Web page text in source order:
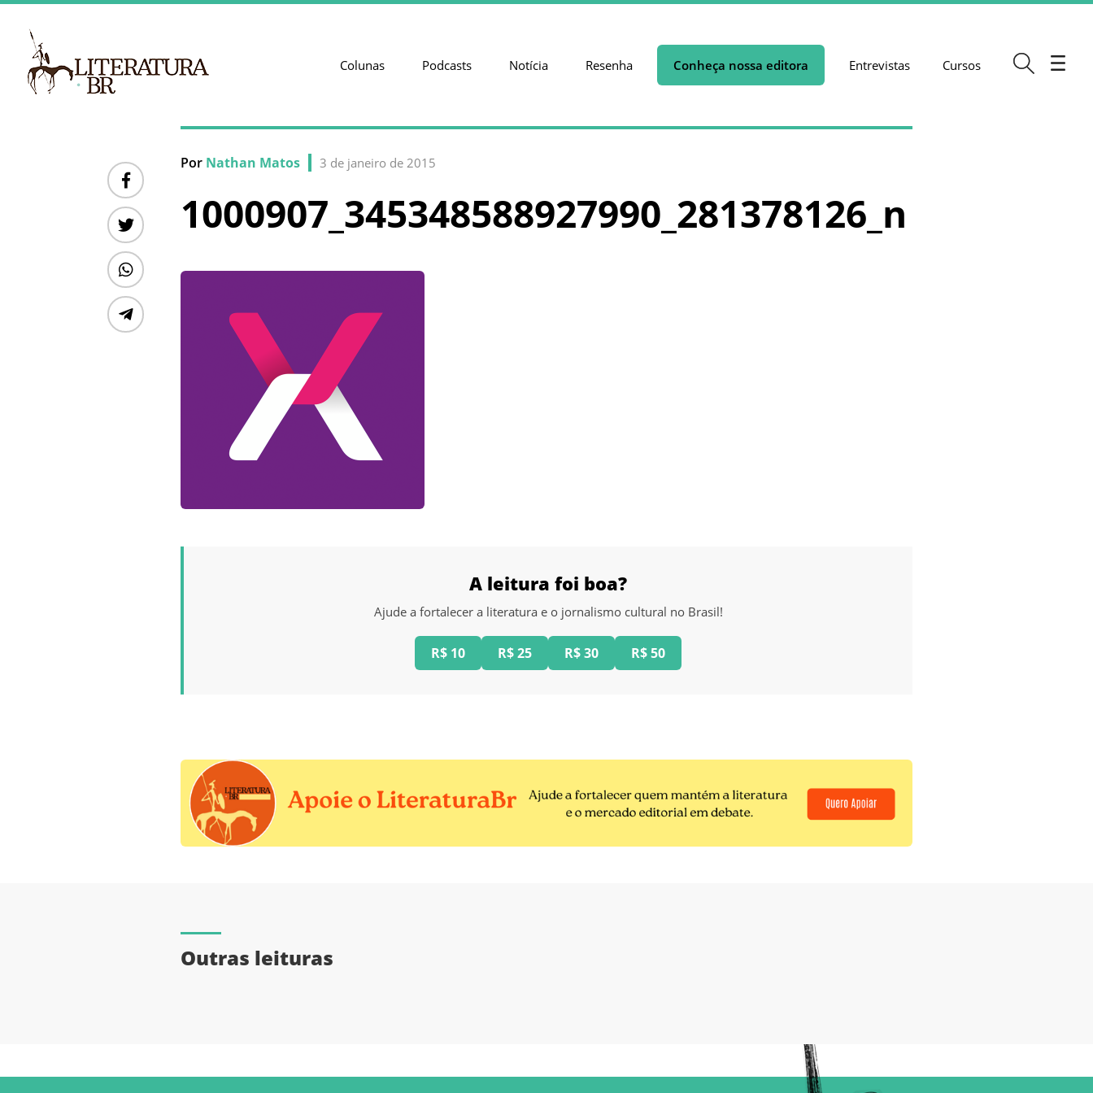
Colunas Podcasts Notícia Resenha Conheça nossa editora Entrevistas Cursos
Por Nathan Matos 3 de janeiro de 2015
1000907_345348588927990_281378126_n
A leitura foi boa?
Ajude a fortalecer a literatura e o jornalismo cultural no Brasil!
R$ 10 R$ 25 R$ 30 R$ 50
Outras leituras